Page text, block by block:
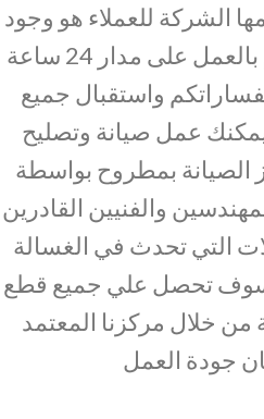
الشركة للعملاء هو وجود
فريق خدمة عملاء يقوم بالعمل على مدار 24 ساعة
واستقبال جميع
يمكنك عمل صيانة وتصليح
الصيانة بمطروح بواسطة
والفنيين القادرين
التي تحدث في الغسالة
تحصل علي جميع قطع
من خلال مركزنا المعتمد
جودة العمل